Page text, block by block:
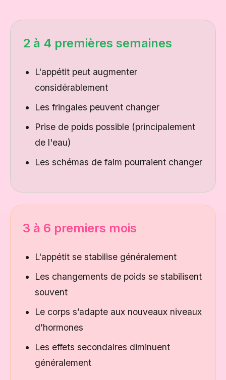
2 à 4 premières semaines
L'appétit peut augmenter
considérablement
Les fringales peuvent changer
Prise de poids possible (principalement
de l'eau)
Les schémas de faim pourraient changer
3 à 6 premiers mois
L'appétit se stabilise généralement
Les changements de poids se stabilisent
souvent
Le corps s’adapte aux nouveaux niveaux
d’hormones
Les effets secondaires diminuent
généralement